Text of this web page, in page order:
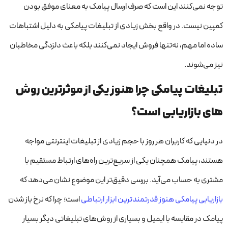
توجه نمی‌کنند این است که صرف ارسال پیامک به معنای موفق بودن
کمپین نیست. در واقع بخش زیادی از تبلیغات پیامکی به دلیل اشتباهات
ساده اما مهم، نه‌تنها فروش ایجاد نمی‌کنند بلکه باعث دلزدگی مخاطبان
نیز می‌شوند.
تبلیغات پیامکی چرا هنوز یکی از موثرترین روش
های بازاریابی است؟
در دنیایی که کاربران هر روز با حجم زیادی از تبلیغات اینترنتی مواجه
هستند، پیامک همچنان یکی از سریع‌ترین راه‌های ارتباط مستقیم با
مشتری به حساب می‌آید. بررسی دقیق‌تر این موضوع نشان می‌دهد که
بازاریابی پیامکی هنوز قدرتمندترین ابزار ارتباطیاست؛ چرا که نرخ باز شدن
پیامک در مقایسه با ایمیل و بسیاری از روش‌های تبلیغاتی دیگر بسیار